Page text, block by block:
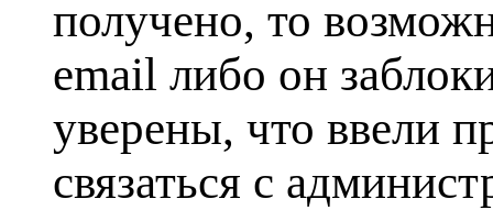
получено, то
email либо он
уверены, что ввели
связаться с